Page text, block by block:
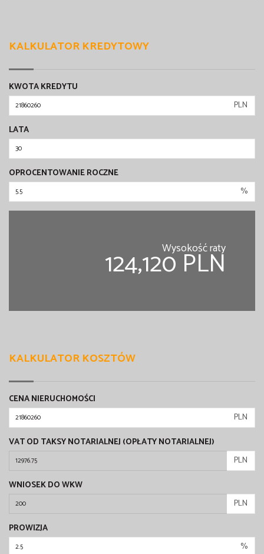
KALKULATOR KREDYTOWY
KWOTA KREDYTU
PLN
LATA
OPROCENTOWANIE ROCZNE
%
Wysokość raty
124,120 PLN
KALKULATOR KOSZTÓW
CENA NIERUCHOMOŚCI
PLN
VAT OD TAKSY NOTARIALNEJ (OPŁATY NOTARIALNEJ)
PLN
WNIOSEK DO WKW
PLN
PROWIZJA
%